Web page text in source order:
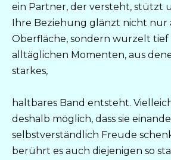
ein Partner, der versteht, stützt
Ihre Beziehung glänzt nicht nur
Oberfläche, sondern wurzelt tief
alltäglichen Momenten, aus
starkes,
haltbares Band entsteht.
deshalb möglich, dass sie
selbstverständlich Freude
berührt es auch diejenigen so